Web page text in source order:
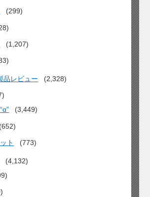
(299)
(1,207)
品レビュー (2,328)
(3,449)
(652)
ト (773)
(4,132)